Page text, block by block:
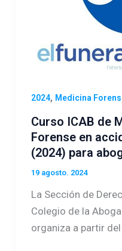
2024, Medicina
Curso ICAB de
Forense en
(2024) para
19 agosto. 2024
La Sección de
Colegio de la
organiza a partir del